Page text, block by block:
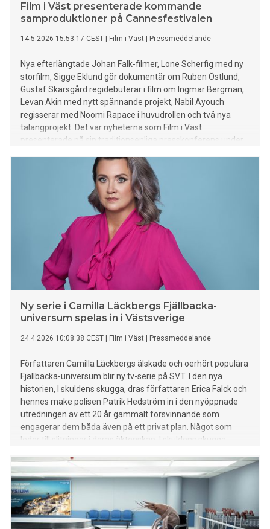
Film i Väst presenterade kommande
samproduktioner på Cannesfestivalen
14.5.2026 15:53:17 CEST Film i Väst Pressmeddelande
Nya efterlängtade Johan Falk-filmer, Lone Scherfig med ny
storfilm, Sigge Eklund gör dokumentär om Ruben Östlund,
Gustaf Skarsgård regidebuterar i film om Ingmar Bergman,
Levan Akin med nytt spännande projekt, Nabil Ayouch
regisserar med Noomi Rapace i huvudrollen och två nya
talangprojekt. Det var nyheterna som Film i Väst
presenterade på sin traditionsenliga presskonferens under
presenterades tillsammans med de tre samproduktioner
som ingår i årets Cannes-program; Fjord av Cristian
Mungiu, Gentle Monster av Marie Kreutzer och The
End av Niki Lindroth von Bahr. – Tio år i rad med film i
huvudtävlan i Cannes visar vilken stark position Film i Väst
har internationellt. Samtidigt blickar vi framåt med åtta nya
samproduktioner som vi presenterar här i dag och som vi
hoppas kommer att nå publiken och festivalerna framöver.
Samtliga spelas in eller postproduceras i Västra Götaland
och bidrar till att stärka en växande regional filmindustri,
Ny serie i Camilla Läckbergs Fjällbacka-
universum spelas in i Västsverige
24.4.2026 10:08:38 CEST Film i Väst Pressmeddelande
Författaren Camilla Läckbergs älskade och oerhört populära
Fjällbacka-universum blir ny tv-serie på SVT. I den nya
historien, I skuldens skugga, dras författaren Erica Falck och
hennes make polisen Patrik Hedström in i den nyöppnade
utredningen av ett 20 år gammalt försvinnande som
engagerar dem båda även på ett privat plan. Något som
leder till slitningar i deras äktenskap. I skuldens skugga
SVT och Film i Väst. Rollbesättning pågår och inspelningen
av serien påbörjas i augusti i Västsverige.